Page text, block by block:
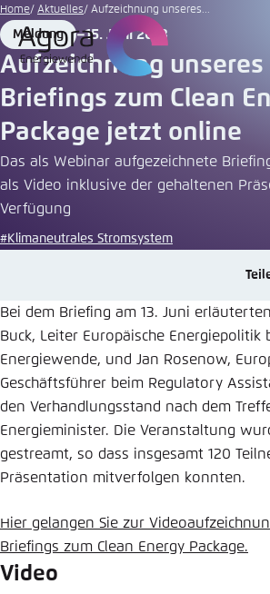
Zum
Hauptinhalt
gehen
Home Aktuelles Aufzeichnung unseres...
Format
Meldung
Date
15. Juni 2018
Aufzeichnung unseres
Briefings zum Clean
Package jetzt online
Das als Webinar aufgezeichnete
als Video inklusive der gehaltenen
Verfügung
#Klimaneutrales Stromsystem
Bei dem Briefing am 13. Juni
Buck, Leiter Europäische Energiepolitik
Energiewende, und Jan Rosenow,
Geschäftsführer beim Regulatory
den Verhandlungsstand nach dem
Energieminister. Die Veranstaltung
gestreamt, so dass insgesamt 120
Präsentation mitverfolgen konnten.
Hier gelangen Sie zur
Briefings zum Clean Energy Package.
Video
Login
Melden Sie sich an um ..., ... und ... zu
Benutzername*
Passwort *
Noch kein
Abbrechen
Sprache auswählen
Englisch
Deutsch
Agora Think Tanks
Erscheinungsbild der Webseite
Diese Webseite passt ihr Farbschema
auf Ihren Einstellungen an. Wählen Sie
verwenden möchten.
Close
Hell
Automatisch
Einstellung für diese
speichern